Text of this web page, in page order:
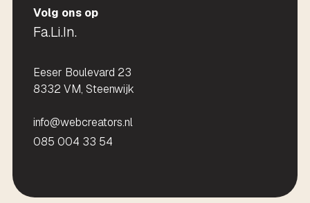
Volg ons op
Fa.Li.In.
Eeser Boulevard 23
8332 VM, Steenwijk
info@webcreators.nl
085 004 33 54